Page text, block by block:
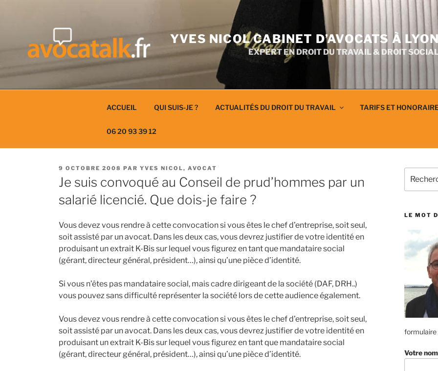
YVES NICOL CABINET D’AVOCATS À
EXPERT EN DROIT DU TRAVAIL & DROIT
ACCUEIL QUI SUIS-JE ? ACTUALITÉS DU DROIT DU TRAVAIL TARIFS ET
06 20 93 39 12
PUBLIÉ
LE
9 OCTOBRE 2008 PAR YVES NICOL, AVOCAT
Je suis convoqué au Conseil de prud’hommes par un
salarié licencié. Que dois-je faire ?
Vous devez vous rendre à cette convocation si vous êtes le chef d’entreprise, soit seul,
soit assisté par un avocat. Dans les deux cas, vous devrez justifier de votre identité en
produisant un extrait K-Bis sur lequel vous figurez en tant que mandataire social
(gérant, directeur général, président…), ainsi qu’une pièce d’identité.
Si vous n’êtes pas mandataire social, mais cadre dirigeant de la société (DAF, DRH..)
vous pouvez sans difficulté représenter la société lors de cette audience également.
Vous devez vous rendre à cette convocation si vous êtes le chef d’entreprise, soit seul,
soit assisté par un avocat. Dans les deux cas, vous devrez justifier de votre identité en
produisant un extrait K-Bis sur lequel vous figurez en tant que mandataire social
(gérant, directeur général, président…), ainsi qu’une pièce d’identité.
pour
LE MOT
formulaire
Votre nom